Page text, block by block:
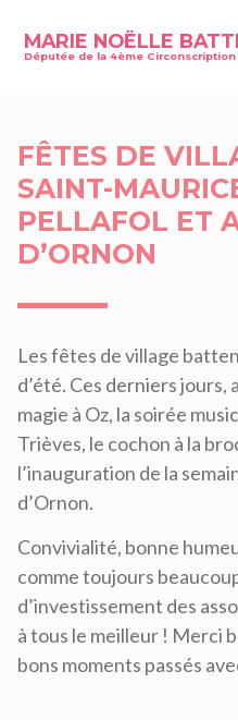
MARIE NOËLLE
Députée de la 4ème
FÊTES DE
SAINT-
PELLAFOL ET
D’ORNON
Les fêtes de village
d’été. Ces derniers jours,
magie à Oz, la soirée
Trièves, le cochon à la
l’inauguration de la
d’Ornon.
Convivialité, bonne
comme toujours
d’investissement des
à tous le meilleur ! Merci
bons moments passés